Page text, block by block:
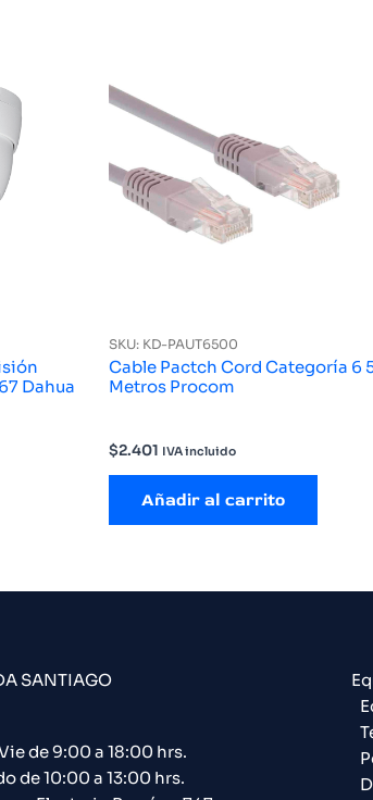
IR 20M 2.8 MM IP67 Dahua
SKU: KD-PAUT6500
Cable Pactch Cord Categoría 6
Metros Procom
$2.401 IVA incluido
Añadir al carrito
SANTIAGO
de 9:00 a 18:00 hrs.
de 10:00 a 13:00 hrs.